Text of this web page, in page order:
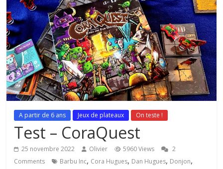
A partir de 6 ans Jeux de plateaux On teste !
Test – CoraQuest
25 novembre 2022 Olivier 5960 Views
2
Comments
Barbu Inc, Cora Hugues, Dan Hugues, Donjon,